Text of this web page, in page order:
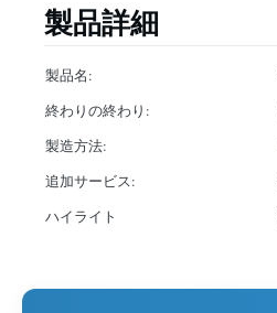
製品詳細
製品名:
終わりの終わり:
製造方法:
追加サービス:
ハイライト